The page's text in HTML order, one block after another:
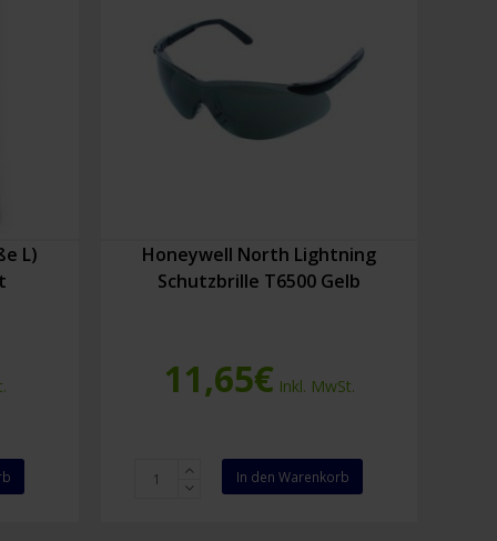
L)
Honeywell North Lightning
Schutzbrille T6500 Gelb
11,65€ Inkl. MwSt.
Honeywell
In den Warenkorb